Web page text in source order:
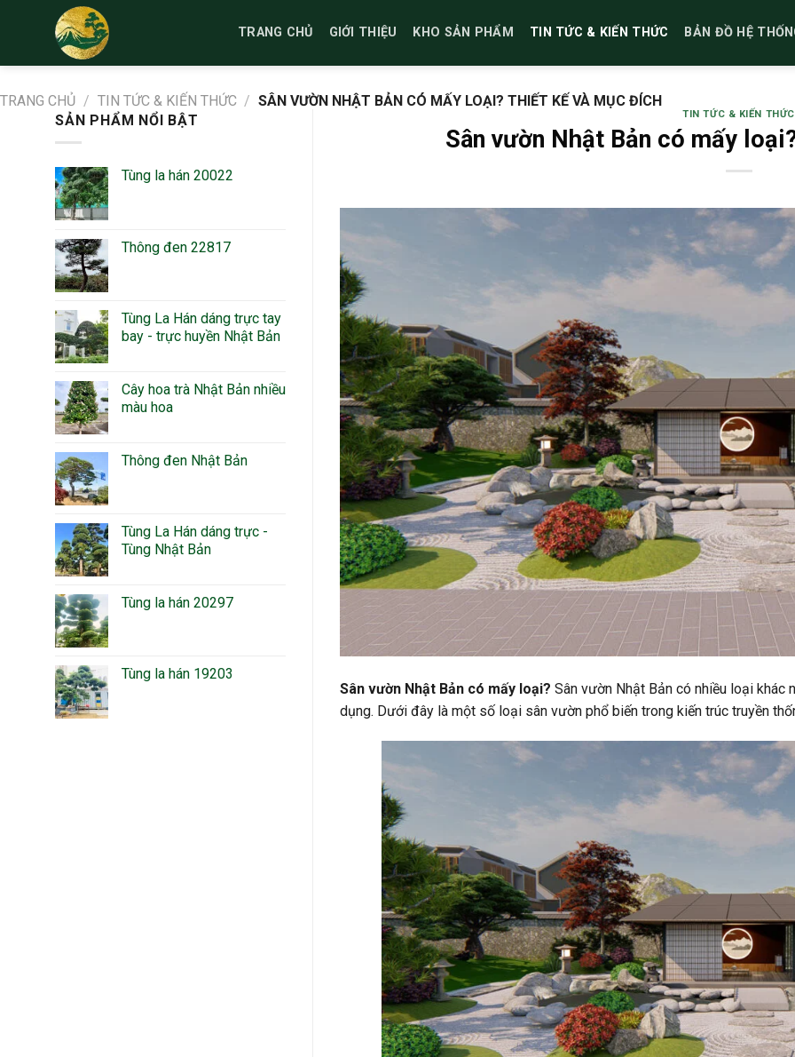
TRANG CHỦ GIỚI THIỆU KHO SẢN PHẨM TIN TỨC & KIẾN THỨC BẢN ĐỒ HỆ
TRANG CHỦ / TIN TỨC & KIẾN THỨC / SÂN VƯỜN NHẬT BẢN CÓ MẤY LOẠI? THIẾT KẾ VÀ MỤC ĐÍCH
SẢN PHẨM NỔI BẬT
Tùng la hán 20022
Thông đen 22817
Tùng La Hán dáng trực tay
bay - trực huyền Nhật Bản
Cây hoa trà Nhật Bản nhiều
màu hoa
Thông đen Nhật Bản
Tùng La Hán dáng trực -
Tùng Nhật Bản
Tùng la hán 20297
Tùng la hán 19203
TIN TỨC & KIẾN THỨC
Sân vườn Nhật Bản có mấy
Sân vườn Nhật Bản có mấy loại? Sân vườn Nhật Bản có nhiều loại khác
dụng. Dưới đây là một số loại sân vườn phổ biến trong kiến trúc truyền